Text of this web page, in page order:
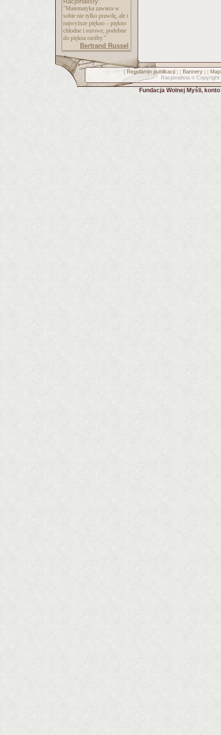
"Matematyka zawiera w
sobie nie tylko prawdę, ale i
najwyższe piękno – piękno
chłodne i surowe, podobne
do piękna rzeźby."
Bertrand Russel
[ Regulamin publikacji] [ Bannery] [
Racjonalista © Copyright
Fundacja Wolnej Myśli,